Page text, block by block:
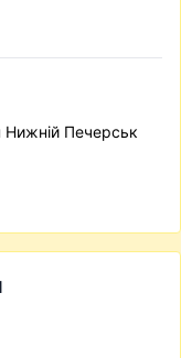
Нижній Печерськ